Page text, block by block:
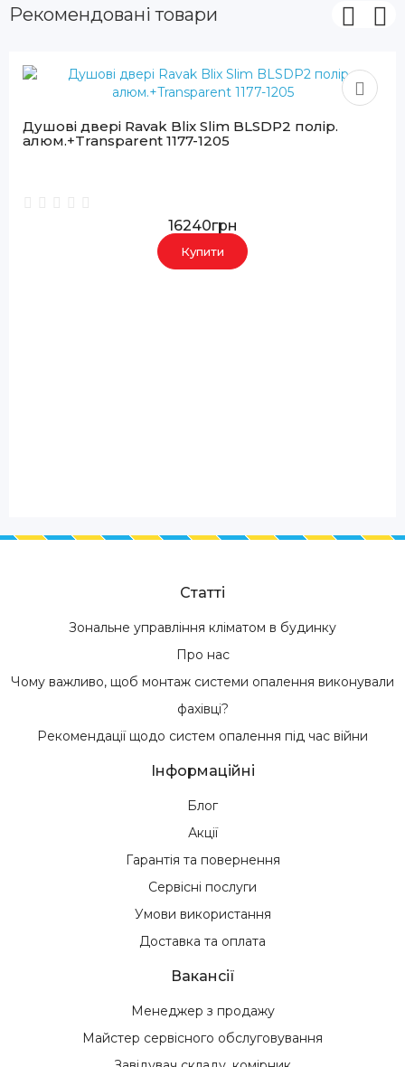
Рекомендовані товари
Душові двері Ravak Blix Slim BLSDP2 полір.
алюм.+Transparent 1177-1205
16240грн
Купити
Статті
Зональне управління кліматом в будинку
Про нас
Чому важливо, щоб монтаж системи опалення виконували
фахівці?
Рекомендації щодо систем опалення під час війни
Інформаційні
Блог
Акції
Гарантія та повернення
Сервісні послуги
Умови використання
Доставка та оплата
Вакансії
Менеджер з продажу
Майстер сервісного обслуговування